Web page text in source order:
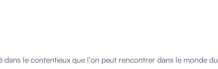
dans le contentieux que l'on peut rencontrer dans le monde du